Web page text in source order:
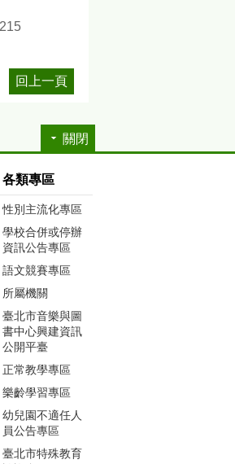
215
回上一頁
關閉
各類專區
性別主流化專區
學校合併或停辦
資訊公告專區
語文競賽專區
所屬機關
臺北市音樂與圖
書中心興建資訊
公開平臺
正常教學專區
樂齡學習專區
幼兒園不適任人
員公告專區
臺北市特殊教育